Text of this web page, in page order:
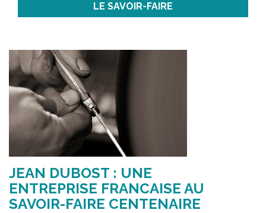
LE SAVOIR-FAIRE
JEAN DUBOST : UNE
ENTREPRISE FRANCAISE AU
SAVOIR-FAIRE CENTENAIRE